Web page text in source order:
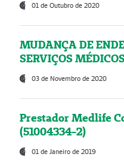
01 de Outubro de 2020
MUDANÇA DE
SERVIÇOS
03 de Novembro de 2020
Prestador Medlife
(51004334-2)
01 de Janeiro de 2019